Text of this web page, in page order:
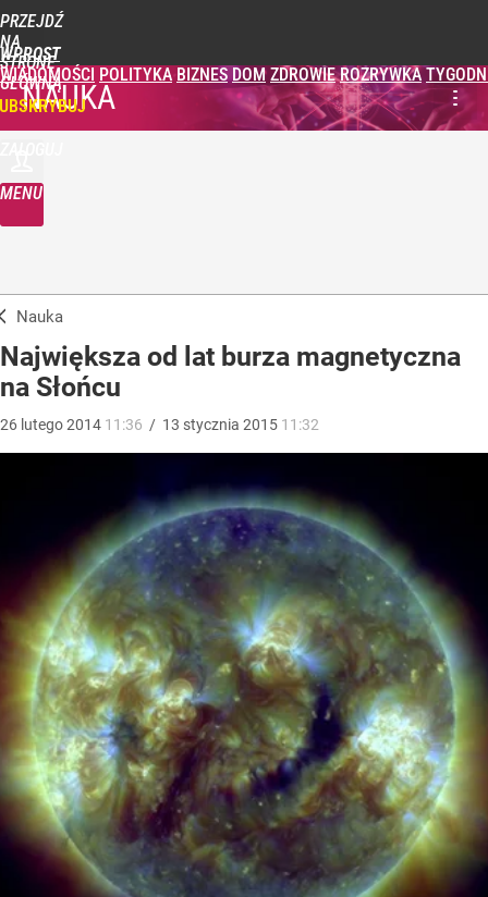
PRZEJDŹ
NA
STRONĘ
GŁÓWNĄ
WPROST
WIADOMOŚCI POLITYKA BIZNES DOM ZDROWIE ROZRYWKA
MENU
NAUKA
Nauka
Największa od lat burza magnetyczna
na Słońcu
26 lutego2014 11:36 / 13 stycznia 2015 11:32